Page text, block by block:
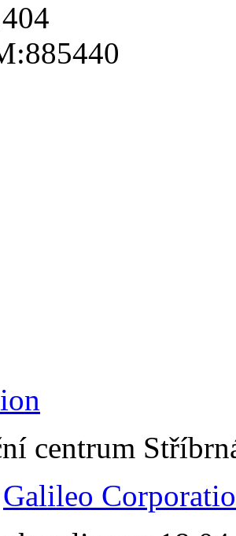
404
885440
centrum
Galileo